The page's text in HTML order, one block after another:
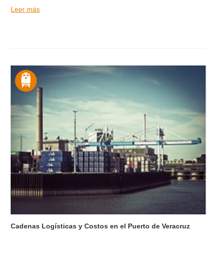
Leer más
Cadenas Logísticas y Costos en el Puerto de Veracruz